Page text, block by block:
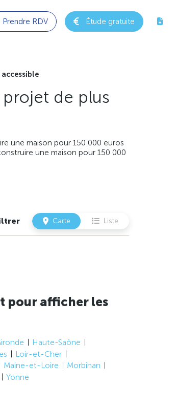
Prendre RDV Étude gratuite
de plus
une maison pour 150 000 euros
une maison pour 150 000
Carte Liste
pour afficher les
Haute-Saône
Loir-et-Cher
Maine-et-Loire
Morbihan
Yonne